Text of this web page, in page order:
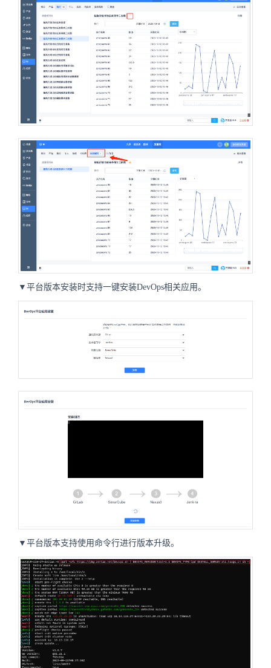
▼平台版本安装时支持一键安装DevOps相关应用。
▼平台版本支持使用命令行进行版本升级。